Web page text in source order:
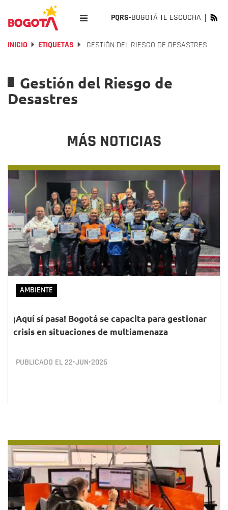
PQRS-BOGOTÁ TE ESCUCHA
INICIO ETIQUETAS GESTIÓN DEL RIESGO DE DESASTRES
Gestión del Riesgo de
Desastres
MÁS NOTICIAS
AMBIENTE
¡Aquí sí pasa! Bogotá se capacita para gestionar
crisis en situaciones de multiamenaza
PUBLICADO EL 22•JUN•2026